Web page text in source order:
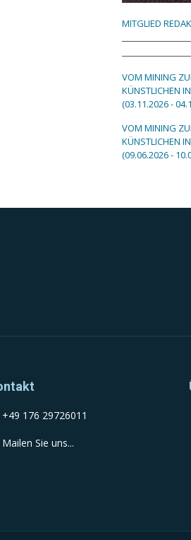
MITGLIED
VOM MINING
KÜNSTLICHEN
(03.11.2026 -
VOM MINING
KÜNSTLICHEN
(09.06.2026 -
+49 176 29726011
Mailen Sie uns...